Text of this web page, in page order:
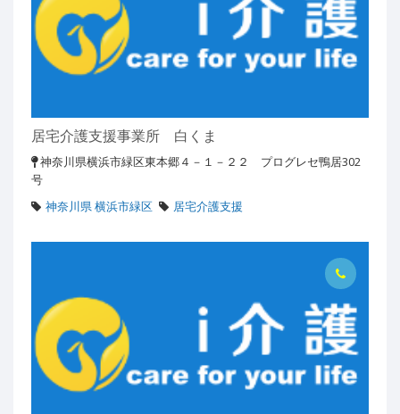
居宅介護支援事業所 白くま
神奈川県横浜市緑区東本郷４－１－２２ プログレセ鴨居302
号
神奈川県 横浜市緑区
居宅介護支援